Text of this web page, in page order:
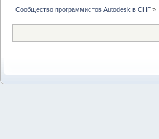
Сообщество программистов Autodesk в СНГ »